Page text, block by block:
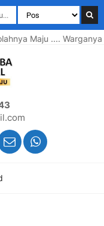
Maju .... Warganya